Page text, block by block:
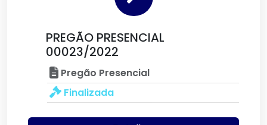
PREGÃO PRESENCIAL
00023/2022
Pregão Presencial
Finalizada